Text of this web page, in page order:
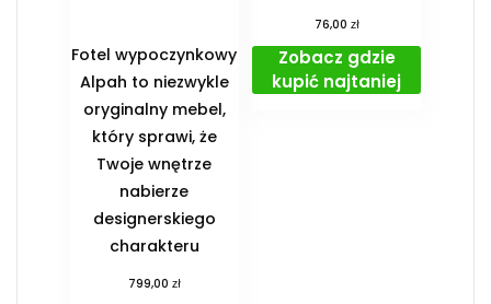
Fotel wypoczynkowy
Alpah to niezwykle
oryginalny mebel,
który sprawi, że
Twoje wnętrze
nabierze
designerskiego
charakteru
799,00 zł
76,00 zł
Zobacz gdzie
kupić najtaniej